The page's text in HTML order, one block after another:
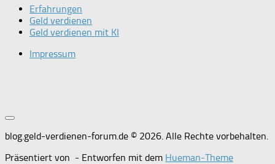
Erfahrungen
Geld verdienen
Geld verdienen mit KI
Impressum
blog.geld-verdienen-forum.de © 2026. Alle Rechte vorbehalten.
Präsentiert von - Entworfen mit dem Hueman-Theme